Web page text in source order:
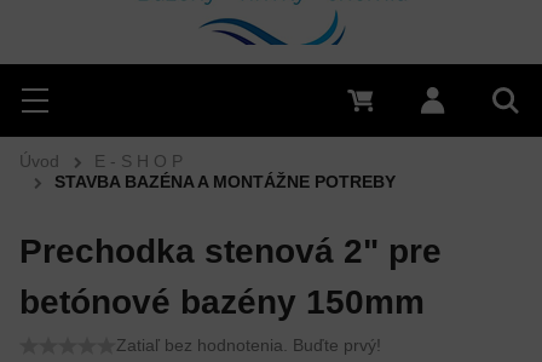
Hľadať
Menu Prihlásiť
Úvod
E - S H O P
STAVBA BAZÉNA A MONTÁŽNE POTREBY
Prechodka stenová 2" pre
betónové bazény 150mm
Zatiaľ bez hodnotenia. Buďte prvý!